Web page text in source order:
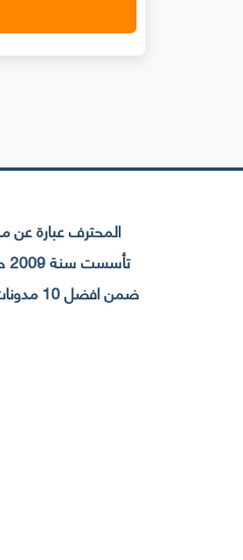
المحترف عبارة عن